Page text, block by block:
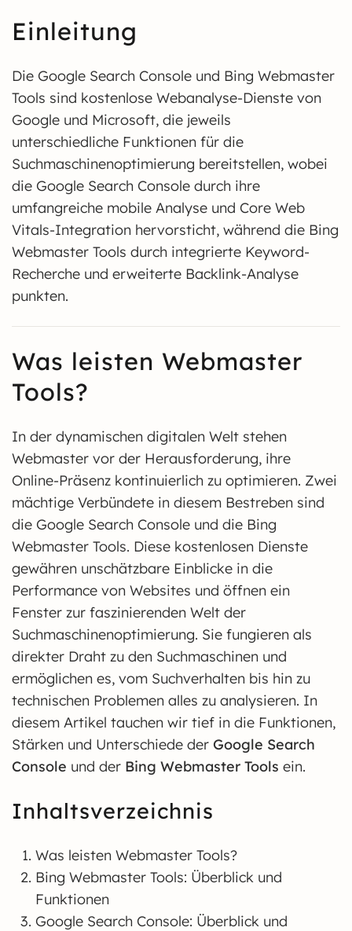
Einleitung
Die Google Search Console und Bing Webmaster
Tools sind kostenlose Webanalyse-Dienste von
Google und Microsoft, die jeweils
unterschiedliche Funktionen für die
Suchmaschinenoptimierung bereitstellen, wobei
die Google Search Console durch ihre
umfangreiche mobile Analyse und Core Web
Vitals-Integration hervorsticht, während die Bing
Webmaster Tools durch integrierte Keyword-
Recherche und erweiterte Backlink-Analyse
punkten.
Was leisten Webmaster
Tools?
In der dynamischen digitalen Welt stehen
Webmaster vor der Herausforderung, ihre
Online-Präsenz kontinuierlich zu optimieren. Zwei
mächtige Verbündete in diesem Bestreben sind
die Google Search Console und die Bing
Webmaster Tools. Diese kostenlosen Dienste
gewähren unschätzbare Einblicke in die
Performance von Websites und öffnen ein
Fenster zur faszinierenden Welt der
Suchmaschinenoptimierung. Sie fungieren als
direkter Draht zu den Suchmaschinen und
ermöglichen es, vom Suchverhalten bis hin zu
technischen Problemen alles zu analysieren. In
diesem Artikel tauchen wir tief in die Funktionen,
Stärken und Unterschiede der Google Search
Console und der Bing Webmaster Tools ein.
Inhaltsverzeichnis
Was leisten Webmaster Tools?
Bing Webmaster Tools: Überblick und
Funktionen
Google Search Console: Überblick und